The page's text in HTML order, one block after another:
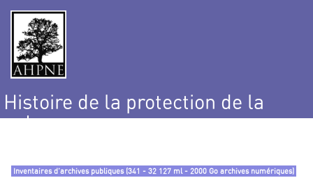
Histoire de la protection de la
nature
Inventaires d’archives publiques (341 - 32 127 ml - 2000 Go archives numériques)